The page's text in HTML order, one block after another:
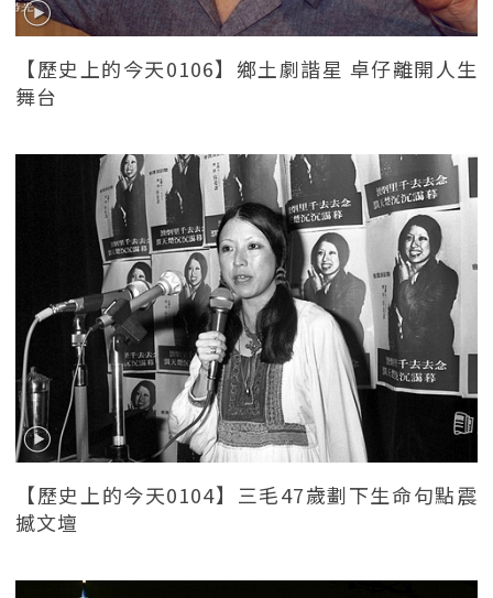
【歷史上的今天0106】鄉土劇諧星 卓仔離開人生
舞台
【歷史上的今天0104】三毛47歲劃下生命句點震
撼文壇